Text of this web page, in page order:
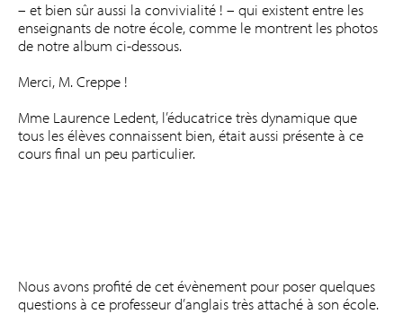
– et bien sûr aussi la convivialité ! – qui existent entre les
enseignants de notre école, comme le montrent les photos
de notre album ci-dessous.
Merci, M. Creppe !
Mme Laurence Ledent, l’éducatrice très dynamique que
tous les élèves connaissent bien, était aussi présente à ce
cours final un peu particulier.
Nous avons profité de cet évènement pour poser quelques
questions à ce professeur d’anglais très attaché à son école.